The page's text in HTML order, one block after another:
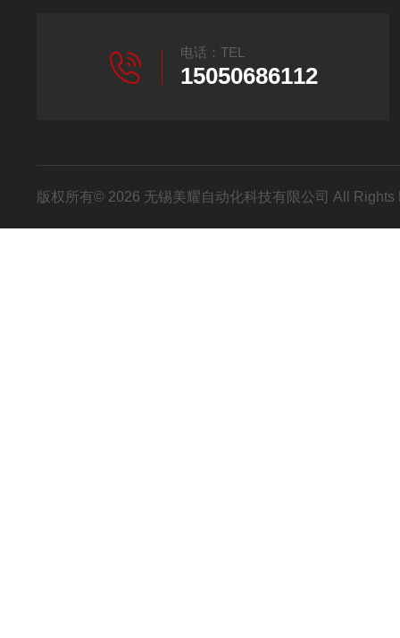
电话：TEL
15050686112
版权所有© 2026 无锡美耀自动化科技有限公司 All